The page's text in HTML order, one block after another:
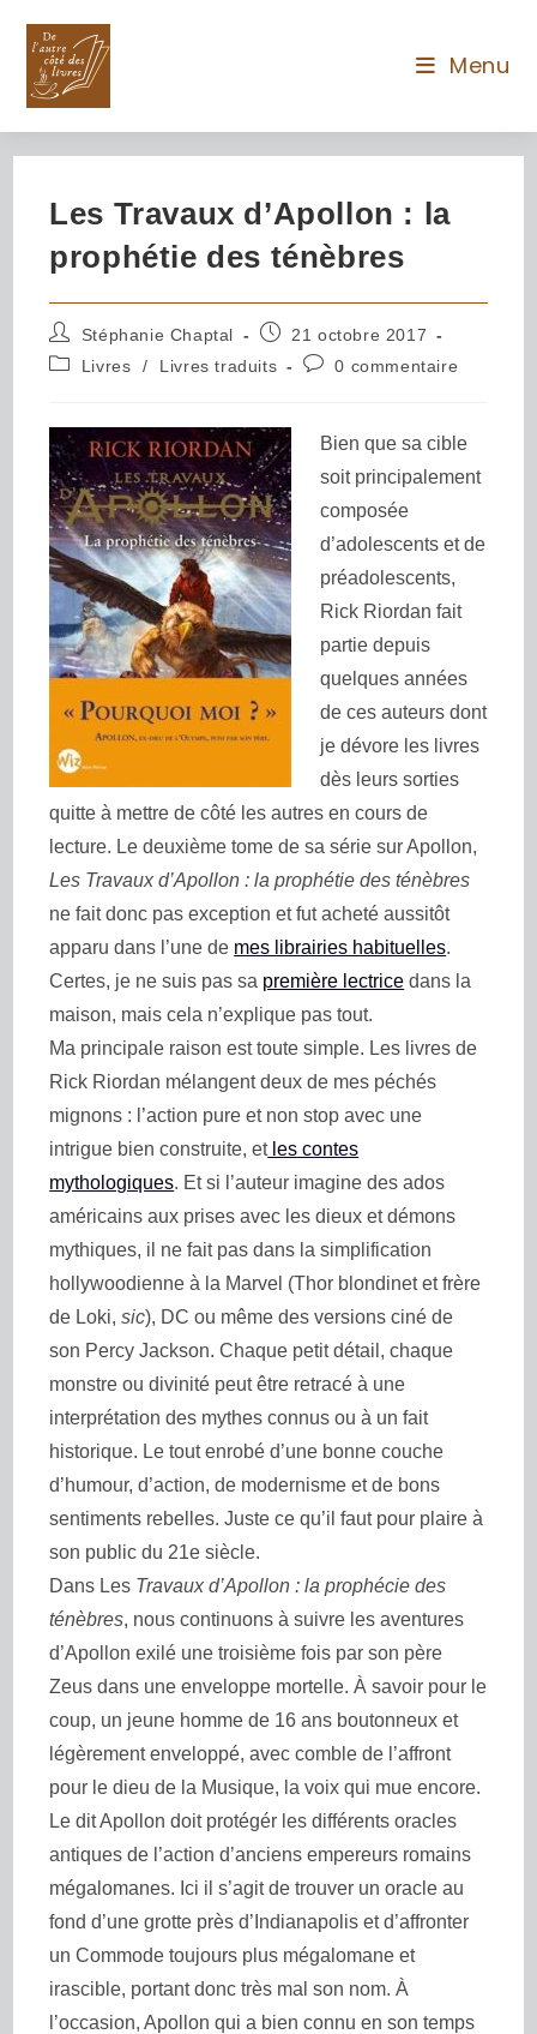
Menu
Les Travaux d’Apollon : la
prophétie des ténèbres
Stéphanie Chaptal
21 octobre 2017
Livres
/ Livres traduits 0 commentaire
Bien que sa cible
soit principalement
composée
d’adolescents et de
préadolescents,
Rick Riordan fait
partie depuis
quelques années
de ces auteurs dont
je dévore les livres
dès leurs sorties
quitte à mettre de côté les autres en cours de
lecture. Le deuxième tome de sa série sur Apollon,
Les Travaux d’Apollon : la prophétie des ténèbres
ne fait donc pas exception et fut acheté aussitôt
apparu dans l’une de mes librairies habituelles.
Certes, je ne suis pas sa première lectrice dans la
maison, mais cela n’explique pas tout.
Ma principale raison est toute simple. Les livres de
Rick Riordan mélangent deux de mes péchés
mignons : l’action pure et non stop avec une
intrigue bien construite, etles contes
mythologiques. Et si l’auteur imagine des ados
américains aux prises avec les dieux et démons
mythiques, il ne fait pas dans la simplification
hollywoodienne à la Marvel (Thor blondinet et frère
de Loki,sic), DC ou même des versions ciné de
son Percy Jackson. Chaque petit détail, chaque
monstre ou divinité peut être retracé à une
interprétation des mythes connus ou à un fait
historique. Le tout enrobé d’une bonne couche
d’humour, d’action, de modernisme et de bons
sentiments rebelles. Juste ce qu’il faut pour plaire à
son public du 21e siècle.
Dans Les Travaux d’Apollon : la prophécie des
ténèbres, nous continuons à suivre les aventures
d’Apollon exilé une troisième fois par son père
Zeus dans une enveloppe mortelle. À savoir pour le
coup, un jeune homme de 16 ans boutonneux et
légèrement enveloppé, avec comble de l’affront
pour le dieu de la Musique, la voix qui mue encore.
Le dit Apollon doit protégér les différents oracles
antiques de l’action d’anciens empereurs romains
mégalomanes. Ici il s’agit de trouver un oracle au
fond d’une grotte près d’Indianapolis et d’affronter
un Commode toujours plus mégalomane et
irascible, portant donc très mal son nom. À
l’occasion, Apollon qui a bien connu en son temps